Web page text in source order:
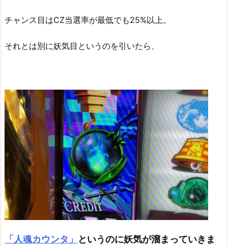
チャンス目はCZ当選率が最低でも25%以上。
それとは別に妖気目というのを引いたら、
「人魂カウンタ」
というのに妖気が溜まっていきま